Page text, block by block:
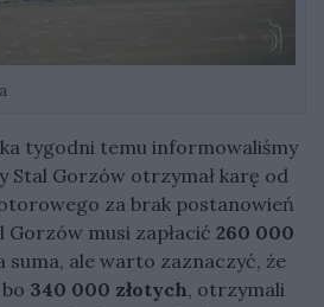
tygodni temu informowaliśmy
Stal Gorzów otrzymał karę od
za brak postanowień
musi zapłacić 260 000
suma, ale warto zaznaczyć, że
340 000 złotych, otrzymali